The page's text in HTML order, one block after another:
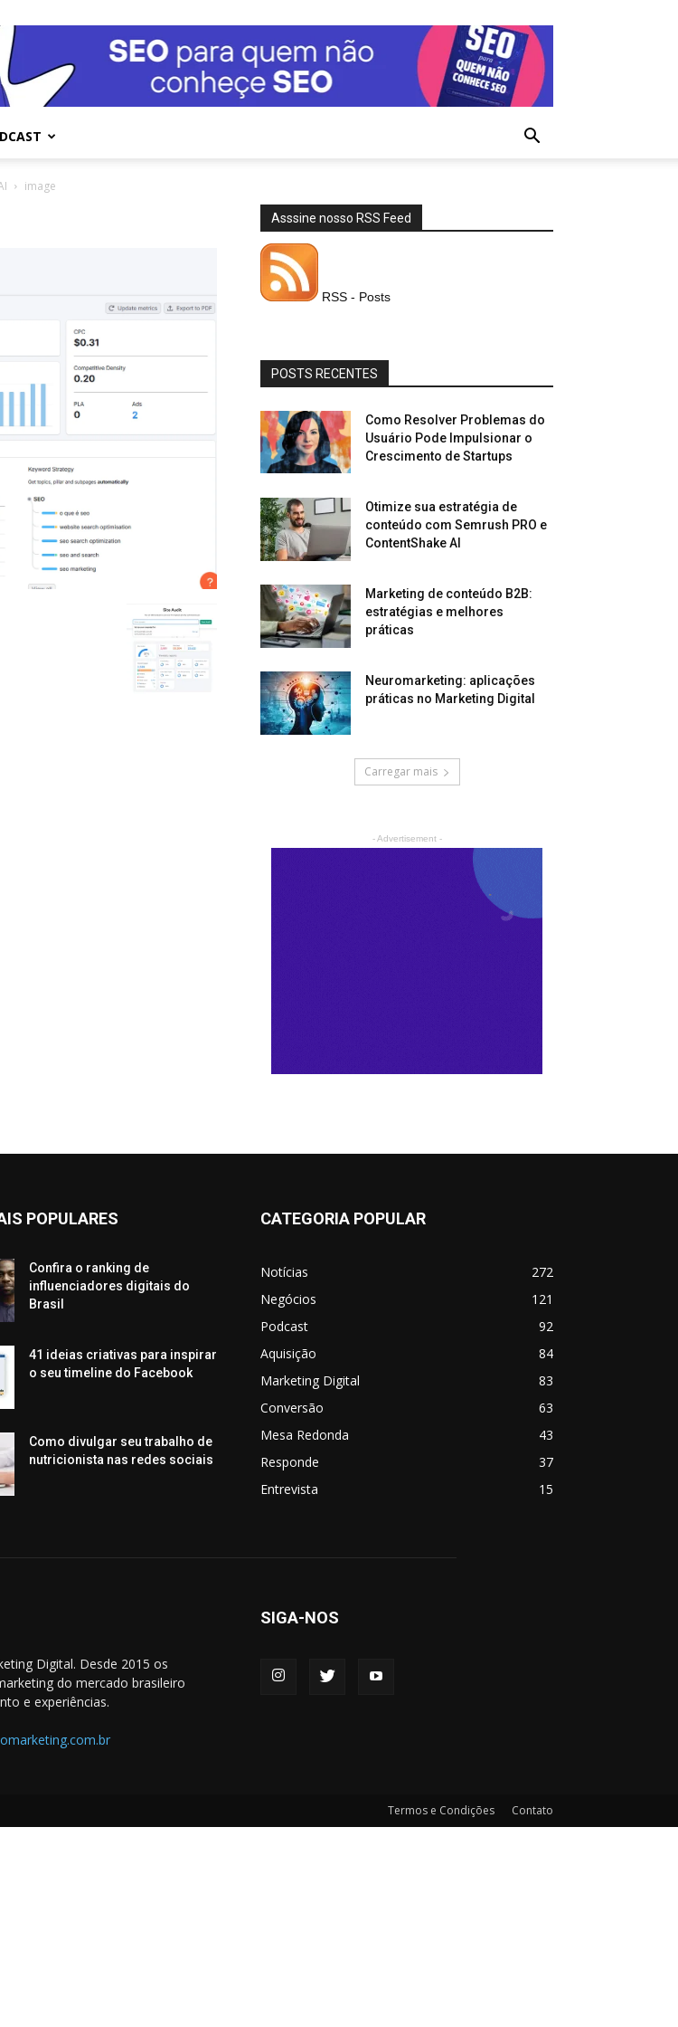
image
Asssine nosso RSS Feed
RSS - Posts
POSTS RECENTES
Como Resolver Problemas do
Usuário Pode Impulsionar o
Crescimento de Startups
Otimize sua estratégia de
conteúdo com Semrush PRO e
ContentShake AI
Marketing de conteúdo B2B:
estratégias e melhores
práticas
Neuromarketing: aplicações
práticas no Marketing Digital
Carregar mais
- Advertisement -
POPULARES
Confira o ranking de
influenciadores digitais do
Brasil
41 ideias criativas para inspirar
o seu timeline do Facebook
Como divulgar seu trabalho de
nutricionista nas redes sociais
CATEGORIA POPULAR
Notícias
272
Negócios
121
Podcast
92
Aquisição
84
Marketing Digital
83
Conversão
63
Mesa Redonda
43
Responde
37
Entrevista
15
Digital. Desde 2015 os
do mercado brasileiro
e experiências.
SIGA-NOS
Termos e Condições Contato